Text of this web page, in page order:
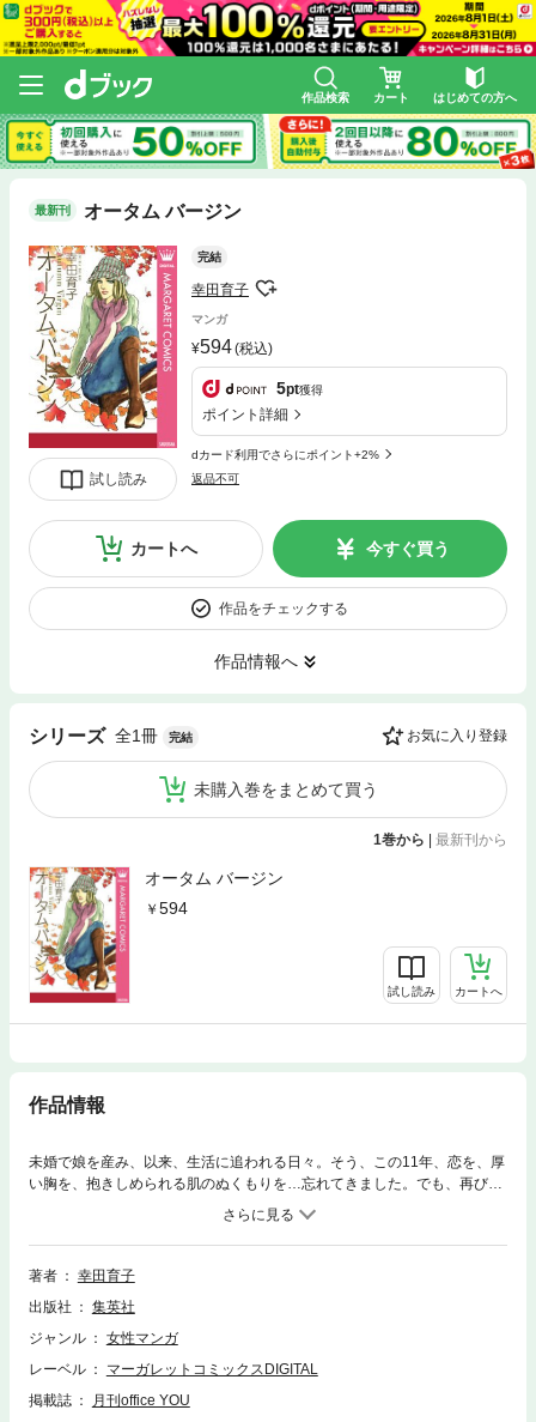
作品検索 カート はじめての方へ
最新刊 オータム バージン
試し読み
完結
幸田育子
マンガ
594(税込)
5pt獲得
ポイント詳細
dカード利用でさらにポイント+2%
返品不可
カートへ 今すぐ買う
作品をチェックする
作品情報へ
シリーズ 全1冊 完結 お気に入り登録
未購入巻をまとめて買う
1巻から 最新刊から
オータム バージン
594
試し読み カートへ
作品情報
未婚で娘を産み、以来、生活に追われる日々。そう、この11年、恋を、厚
い胸を、抱きしめられる肌のぬくもりを…忘れてきました。でも、再び私
をときめかせてくれる男性が現れて…。 【同時収録】ひとときの月／ラ
著者
幸田育子
出版社
集英社
ジャンル
女性マンガ
レーベル
マーガレットコミックスDIGITAL
掲載誌
月刊office YOU